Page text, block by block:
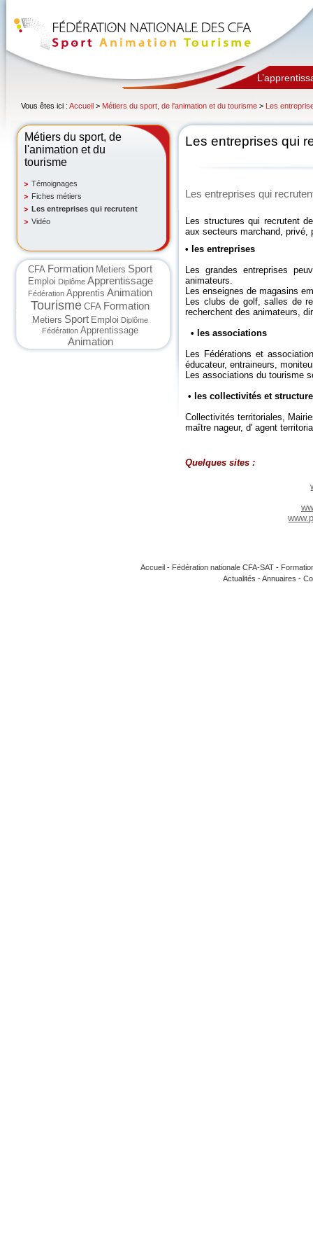
Vous êtes ici : Accueil > Métiers du sport, de l'animation et du tourisme > Les
Métiers du sport, de
l'animation et du
tourisme
Témoignages
Fiches métiers
Les entreprises qui recrutent
Vidéo
CFA Formation Metiers Sport
Emploi Diplôme Apprentissage
Fédération Apprentis Animation
Tourisme CFA Formation
Metiers Sport Emploi Diplôme
Fédération Apprentissage
Animation
Les entreprises qui
Les entreprises qui
Les structures qui recrutent
aux secteurs marchand,
• les entreprises
Les grandes entreprises
animateurs.
Les enseignes de magasins
Les clubs de golf, salles de
recherchent des animateurs,
• les associations
Les Fédérations et
éducateur, entraineurs,
Les associations du tourisme
• les collectivités et
Collectivités territoriales,
maître nageur, d' agent
Quelques sites :
Accueil - Fédération nationale CFA-SAT -
Actualités -Annuaires -